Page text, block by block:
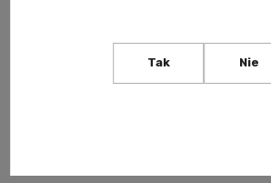
SPARKLING WINE FULL OF
63,99 zł
Tak Nie